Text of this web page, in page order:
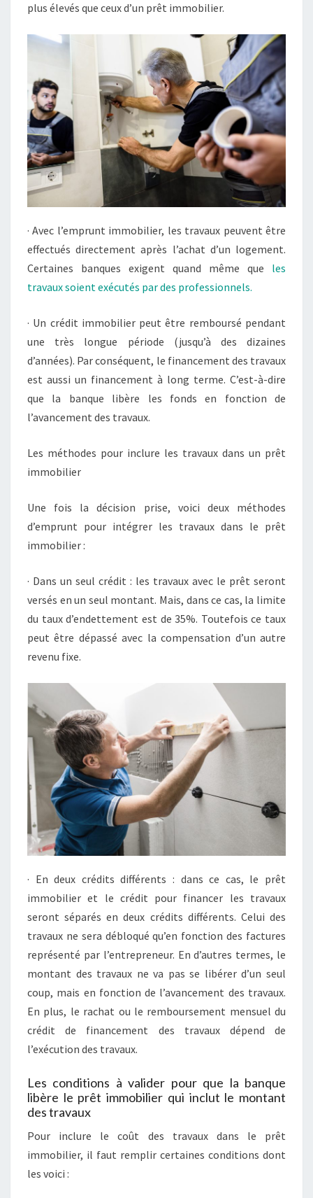
plus élevés que ceux d’un prêt immobilier.
· Avec l’emprunt immobilier, les travaux peuvent être
effectués directement après l’achat d’un logement.
Certaines banques exigent quand même que les
travaux soient exécutés par des professionnels.
· Un crédit immobilier peut être remboursé pendant
une très longue période (jusqu’à des dizaines
d’années). Par conséquent, le financement des travaux
est aussi un financement à long terme. C’est-à-dire
que la banque libère les fonds en fonction de
l’avancement des travaux.
Les méthodes pour inclure les travaux dans un prêt
immobilier
Une fois la décision prise, voici deux méthodes
d’emprunt pour intégrer les travaux dans le prêt
immobilier :
· Dans un seul crédit : les travaux avec le prêt seront
versés en un seul montant. Mais, dans ce cas, la limite
du taux d’endettement est de 35%. Toutefois ce taux
peut être dépassé avec la compensation d’un autre
revenu fixe.
· En deux crédits différents : dans ce cas, le prêt
immobilier et le crédit pour financer les travaux
seront séparés en deux crédits différents. Celui des
travaux ne sera débloqué qu’en fonction des factures
représenté par l’entrepreneur. En d’autres termes, le
montant des travaux ne va pas se libérer d’un seul
coup, mais en fonction de l’avancement des travaux.
En plus, le rachat ou le remboursement mensuel du
crédit de financement des travaux dépend de
l’exécution des travaux.
Les conditions à valider pour que la banque
libère le prêt immobilier qui inclut le montant
des travaux
Pour inclure le coût des travaux dans le prêt
immobilier, il faut remplir certaines conditions dont
les voici :